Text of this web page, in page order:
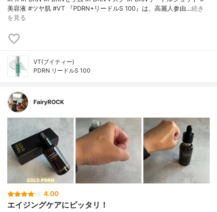
美容液 #ツヤ肌 #VT 『PDRN+リードルS 100』は、高麗人参由…続き
を見る
VT(ブイティー)
PDRN リードルS 100
FairyROCK
4.00
エイジングケアにピッタリ！